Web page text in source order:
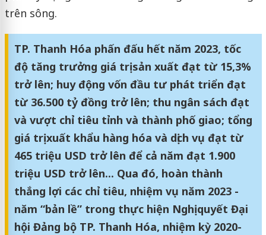
trên sông.
TP. Thanh Hóa phấn đấu hết năm 2023, tốc
độ tăng trưởng giá trị sản xuất đạt từ 15,3%
trở lên; huy động vốn đầu tư phát triển đạt
từ 36.500 tỷ đồng trở lên; thu ngân sách đạt
và vượt chỉ tiêu tỉnh và thành phố giao; tổng
giá trị xuất khẩu hàng hóa và dịch vụ đạt từ
465 triệu USD trở lên để cả năm đạt 1.900
triệu USD trở lên... Qua đó, hoàn thành
thắng lợi các chỉ tiêu, nhiệm vụ năm 2023 -
năm “bản lề” trong thực hiện Nghị quyết Đại
hội Đảng bộ TP. Thanh Hóa, nhiệm kỳ 2020-